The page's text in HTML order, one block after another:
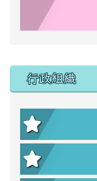
行政組織